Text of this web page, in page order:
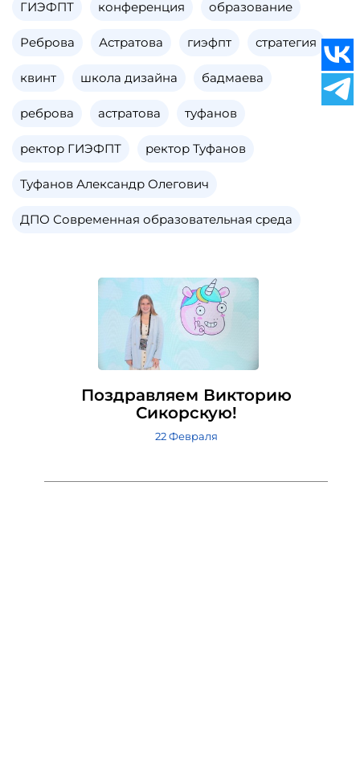
Поздравляем Викторию
Сикорскую!
22 Февраля
ГИЭФПТ конференция образование
Реброва Астратова гиэфпт стратегия
квинт школа дизайна бадмаева
реброва астратова туфанов
ректор ГИЭФПТ ректор Туфанов
Туфанов Александр Олегович
ДПО Современная образовательная среда